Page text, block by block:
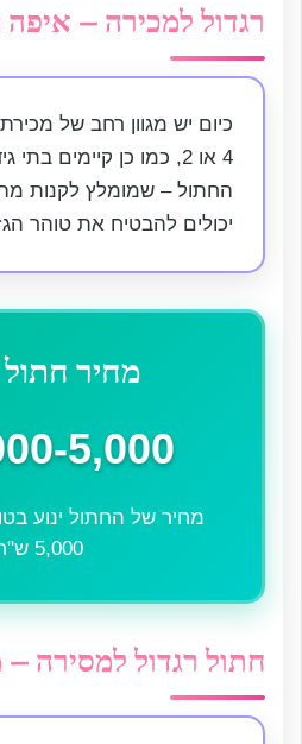
רגדול למכירה – איפה
כיום יש מגוון רחב של
4 או 2, כמו כן קיימים
החתול – שמומלץ לקנות
יכולים להבטיח את טוהר
מחיר חתול
5,000 ₪
5,000 ש"ח.
חתול רגדול למסירה –